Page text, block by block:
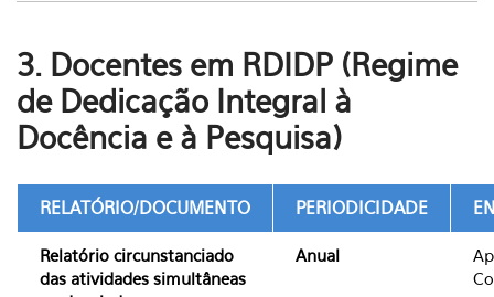
3. Docentes em RDIDP (Regime
de Dedicação Integral à
Docência e à Pesquisa)
RELATÓRIO/DOCUMENTO PERIODICIDADE
Relatório circunstanciado
das atividades simultâneas
Anual